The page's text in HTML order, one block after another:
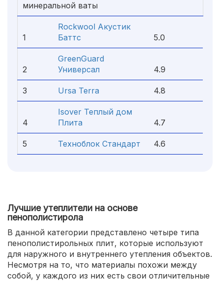
минеральной ваты
1
Rockwool Акустик
Баттс
5.0
2
GreenGuard
Универсал
4.9
3 Ursa Terra 4.8
4
Isover Теплый дом
Плита
4.7
5 Техноблок Стандарт 4.6
Лучшие утеплители на основе
пенополистирола
В данной категории представлено четыре типа
пенополистирольных плит, которые используют
для наружного и внутреннего утепления объектов.
Несмотря на то, что материалы похожи между
собой, у каждого из них есть свои отличительные